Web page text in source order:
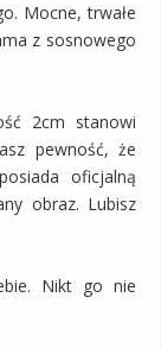
Mocne, trwałe
z sosnowego
2cm stanowi
pewność, że
oficjalną
obraz. Lubisz
Nikt go nie